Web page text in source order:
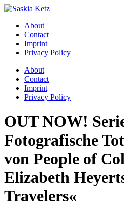
Zum
springenAbout
Contact
Imprint
Privacy Policy
Menü
About
Contact
Imprint
Privacy Policy
OUT NOW!
Fotografische
von People of
Elizabeth
Travelers«